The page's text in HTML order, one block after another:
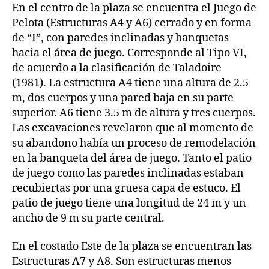
En el centro de la plaza se encuentra el Juego de
Pelota (Estructuras A4 y A6) cerrado y en forma
de “I”, con paredes inclinadas y banquetas
hacia el área de juego. Corresponde al Tipo VI,
de acuerdo a la clasificación de Taladoire
(1981). La estructura A4 tiene una altura de 2.5
m, dos cuerpos y una pared baja en su parte
superior. A6 tiene 3.5 m de altura y tres cuerpos.
Las excavaciones revelaron que al momento de
su abandono había un proceso de remodelación
en la banqueta del área de juego. Tanto el patio
de juego como las paredes inclinadas estaban
recubiertas por una gruesa capa de estuco. El
patio de juego tiene una longitud de 24 m y un
ancho de 9 m su parte central.
En el costado Este de la plaza se encuentran las
Estructuras A7 y A8. Son estructuras menos